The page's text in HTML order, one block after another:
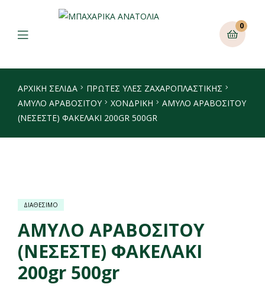
0
ΑΡΧΙΚΉ ΣΕΛΊΔΑ
ΠΡΩΤΕΣ ΥΛΕΣ ΖΑΧΑΡΟΠΛΑΣΤΙΚΗΣ
ΆΜΥΛΟ ΑΡΑΒΟΣΊΤΟΥ
ΧΟΝΔΡΙΚΉ
ΑΜΥΛΟ ΑΡΑΒΟΣΙΤΟΥ
(ΝΕΣΕΣΤΕ) ΦΑΚΕΛΑΚΙ 200GR 500GR
ΔΙΑΘΕΣΙΜΟ
ΑΜΥΛΟ ΑΡΑΒΟΣΙΤΟΥ
(ΝΕΣΕΣΤΕ) ΦΑΚΕΛΑΚΙ
200gr 500gr